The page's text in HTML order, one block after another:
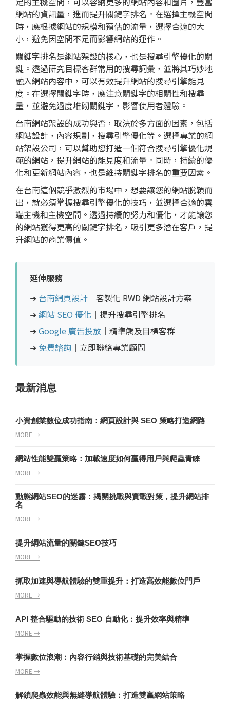
網站的資訊量，進而提升關鍵字排名。在選擇主機空間
時，應根據網站的規模和預估的流量，選擇合適的大
小，避免因空間不足而影響網站的運作。
關鍵字排名是網站架設的核心，也是搜尋引擎優化的關
鍵。透過研究目標客群常用的搜尋詞彙，並將其巧妙地
融入網站內容中，可以有效提升網站的搜尋引擎能見
度。在選擇關鍵字時，應注意關鍵字的相關性和搜尋
量，並避免過度堆砌關鍵字，影響使用者體驗。
台南網站架設的成功與否，取決於多方面的因素，包括
網站設計，內容規劃，搜尋引擎優化等。選擇專業的網
站架設公司，可以幫助您打造一個符合搜尋引擎優化規
範的網站，提升網站的能見度和流量。同時，持續的優
化和更新網站內容，也是維持關鍵字排名的重要因素。
在台南這個競爭激烈的市場中，想要讓您的網站脫穎而
出，就必須掌握搜尋引擎優化的技巧，並選擇合適的雲
端主機和主機空間。透過持續的努力和優化，才能讓您
的網站獲得更高的關鍵字排名，吸引更多潛在客戶，提
升網站的商業價值。
延伸服務
➜ 台南網頁設計 ｜客製化 RWD 網站設計方案
➜ 網站 SEO 優化 ｜提升搜尋引擎排名
➜ Google 廣告投放 ｜精準觸及目標客群
➜ 免費諮詢 ｜立即聯絡專業顧問
最新消息
小資創業數位成功指南：網頁設計與 SEO 策略打造網路
MORE →
網站性能雙贏策略：加載速度如何贏得用戶與爬蟲青睞
MORE →
動態網站SEO的迷霧：揭開挑戰與實戰對策，提升網站排
名
MORE →
提升網站流量的關鍵SEO技巧
MORE →
抓取加速與導航體驗的雙重提升：打造高效能數位門戶
MORE →
API 整合驅動的技術 SEO 自動化：提升效率與精準
MORE →
掌握數位浪潮：內容行銷與技術基礎的完美結合
MORE →
解鎖爬蟲效能與無縫導航體驗：打造雙贏網站策略